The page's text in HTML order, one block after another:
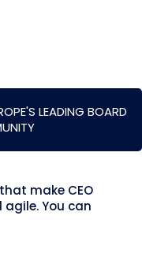
LEADING BOARD
make CEO
You can